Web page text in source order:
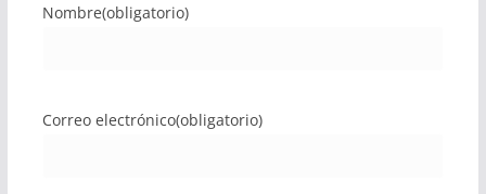
Nombre(obligatorio)
Correo electrónico(obligatorio)